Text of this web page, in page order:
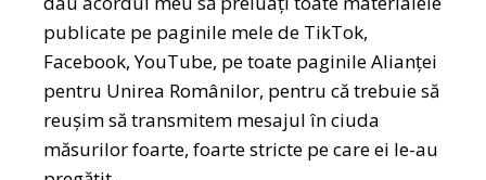
publicate pe paginile mele de TikTok,
Facebook, YouTube, pe toate paginile Alianței
pentru Unirea Românilor, pentru că trebuie să
reușim să transmitem mesajul în ciuda
măsurilor foarte, foarte stricte pe care ei le-au